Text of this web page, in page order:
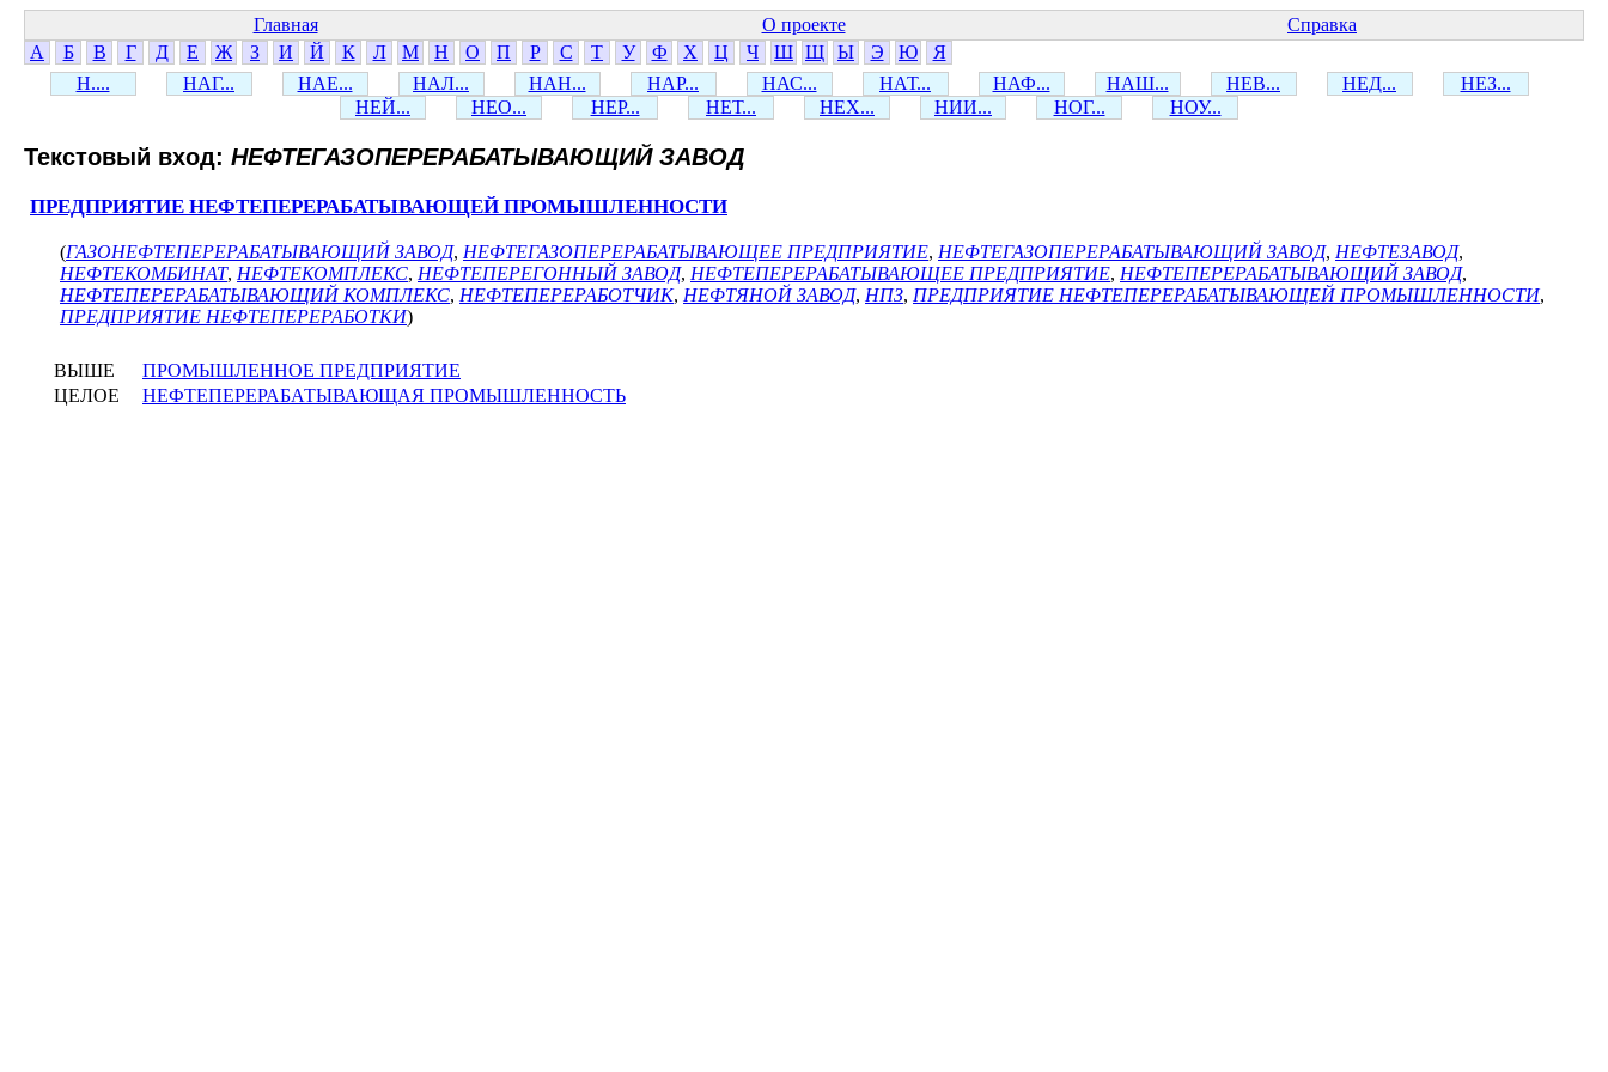
Главная О проекте
Справка
А
Б В Г Д Е Ж З И Й К Л М Н О П Р С Т У Ф Х Ц Ч Ш Щ Ы Э Ю
Я
Н....
НАГ... НАЕ... НАЛ... НАН... НАР... НАС... НАТ... НАФ... НАШ... НЕВ... НЕД...
НЕЗ...
НЕЙ...
НЕО... НЕР... НЕТ... НЕХ... НИИ... НОГ... НОУ...
Текстовый вход: НЕФТЕГАЗОПЕРЕРАБАТЫВАЮЩИЙ ЗАВОД
ПРЕДПРИЯТИЕ НЕФТЕПЕРЕРАБАТЫВАЮЩЕЙ ПРОМЫШЛЕННОСТИ
(ГАЗОНЕФТЕПЕРЕРАБАТЫВАЮЩИЙ ЗАВОД, НЕФТЕГАЗОПЕРЕРАБАТЫВАЮЩЕЕ ПРЕДПРИЯТИЕ, НЕФТЕГАЗОПЕРЕРАБАТЫВАЮЩИЙ ЗАВОД, НЕФТЕЗАВОД,
НЕФТЕКОМБИНАТ, НЕФТЕКОМПЛЕКС, НЕФТЕПЕРЕГОННЫЙ ЗАВОД, НЕФТЕПЕРЕРАБАТЫВАЮЩЕЕ ПРЕДПРИЯТИЕ, НЕФТЕПЕРЕРАБАТЫВАЮЩИЙ ЗАВОД,
НЕФТЕПЕРЕРАБАТЫВАЮЩИЙ КОМПЛЕКС, НЕФТЕПЕРЕРАБОТЧИК, НЕФТЯНОЙ ЗАВОД, НПЗ, ПРЕДПРИЯТИЕ НЕФТЕПЕРЕРАБАТЫВАЮЩЕЙ ПРОМЫШЛЕННОСТИ,
ПРЕДПРИЯТИЕ НЕФТЕПЕРЕРАБОТКИ)
ВЫШЕ
ПРОМЫШЛЕННОЕ ПРЕДПРИЯТИЕ
ЦЕЛОЕ
НЕФТЕПЕРЕРАБАТЫВАЮЩАЯ ПРОМЫШЛЕННОСТЬ